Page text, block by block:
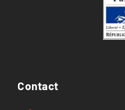
Contact